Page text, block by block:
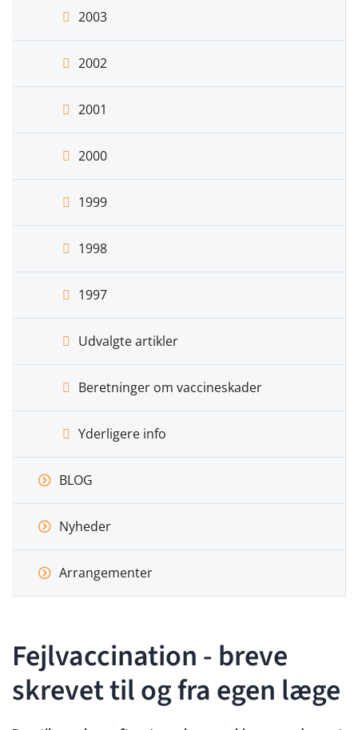
2003
2002
2001
2000
1999
1998
1997
Udvalgte artikler
Beretninger om vaccineskader
Yderligere info
BLOG
Nyheder
Arrangementer
Fejlvaccination - breve
skrevet til og fra egen læge